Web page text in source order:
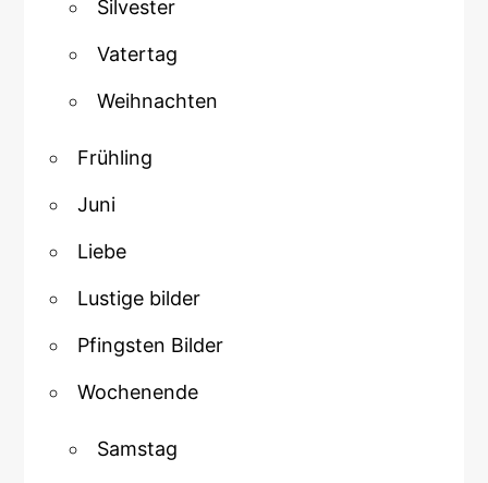
Silvester
Vatertag
Weihnachten
Frühling
Juni
Liebe
Lustige bilder
Pfingsten Bilder
Wochenende
Samstag